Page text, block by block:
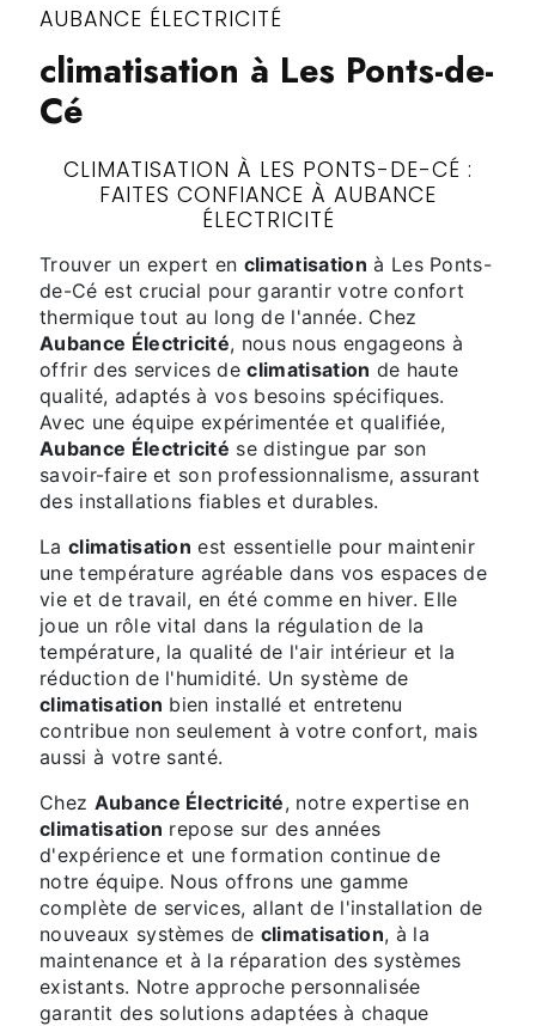
AUBANCE ÉLECTRICITÉ
climatisation à Les Ponts-de-
Cé
CLIMATISATION À LES PONTS-DE-CÉ :
FAITES CONFIANCE À AUBANCE
ÉLECTRICITÉ
Trouver un expert en climatisation à Les Ponts-
de-Cé est crucial pour garantir votre confort
thermique tout au long de l'année. Chez
Aubance Électricité, nous nous engageons à
offrir des services declimatisation de haute
qualité, adaptés à vos besoins spécifiques.
Avec une équipe expérimentée et qualifiée,
Aubance Électricité se distingue par son
savoir-faire et son professionnalisme, assurant
des installations fiables et durables.
La climatisation est essentielle pour maintenir
une température agréable dans vos espaces de
vie et de travail, en été comme en hiver. Elle
joue un rôle vital dans la régulation de la
température, la qualité de l'air intérieur et la
réduction de l'humidité. Un système de
climatisation bien installé et entretenu
contribue non seulement à votre confort, mais
aussi à votre santé.
Chez Aubance Électricité, notre expertise en
climatisation repose sur des années
d'expérience et une formation continue de
notre équipe. Nous offrons une gamme
complète de services, allant de l'installation de
nouveaux systèmes de climatisation, à la
maintenance et à la réparation des systèmes
existants. Notre approche personnalisée
garantit des solutions adaptées à chaque